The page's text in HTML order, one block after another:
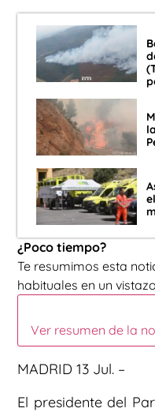
¿Poco tiempo?
Te resumimos esta
habituales en un
Ver resumen de la
MADRID 13 Jul. –
El presidente del